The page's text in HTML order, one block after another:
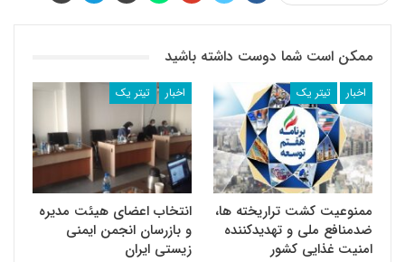
ممکن است شما دوست داشته باشید
اخبار تیتر یک
ممنوعیت کشت تراریخته ها،
ضدمنافع ملی و تهدیدکننده
امنیت غذایی کشور
اخبار تیتر یک
انتخاب اعضای هیئت مدیره
و بازرسان انجمن ایمنی
زیستی ایران